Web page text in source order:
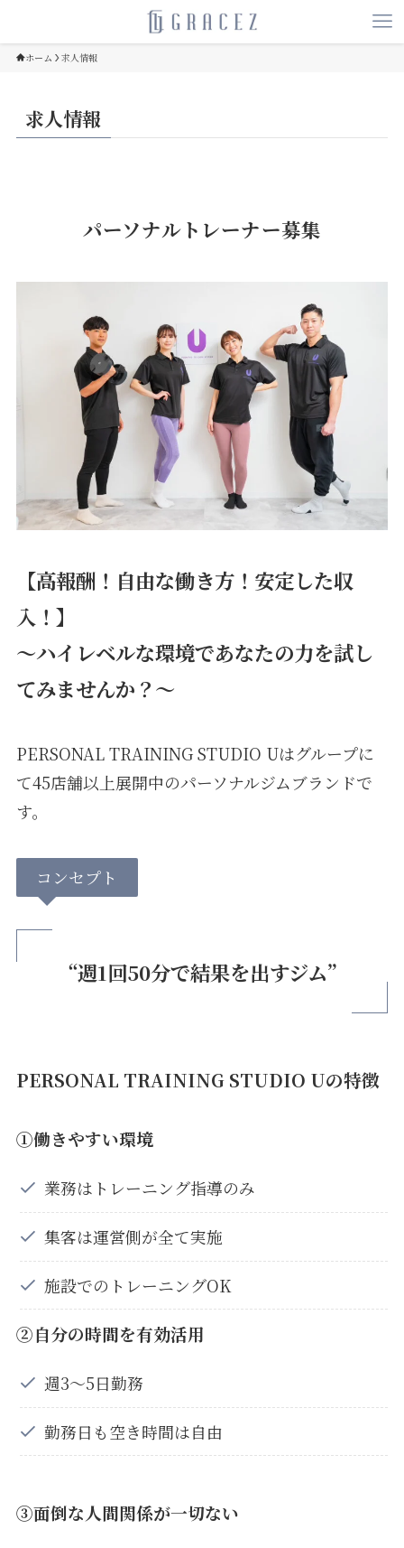
ホーム 求人情報
求人情報
パーソナルトレーナー募集
【高報酬！自由な働き方！安定した収
入！】
〜ハイレベルな環境であなたの力を試し
てみませんか？〜
PERSONAL TRAINING STUDIO Uはグループに
て45店舗以上展開中のパーソナルジムブランドで
す。
コンセプト
“週1回50分で結果を出すジム”
PERSONAL TRAINING STUDIO Uの特徴
①働きやすい環境
業務はトレーニング指導のみ
集客は運営側が全て実施
施設でのトレーニングOK
②自分の時間を有効活用
週3〜5日勤務
勤務日も空き時間は自由
③面倒な人間関係が一切ない